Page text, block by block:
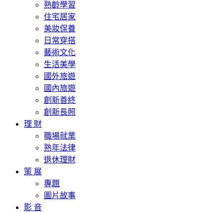
熟齡學習
住宅居家
美妝保養
日常穿搭
藝術文化
生活美學
國外旅遊
國內旅遊
創新善終
創新長照
理 財
職場就業
熟年法律
退休理財
策 展
專題
圖片故事
影 音